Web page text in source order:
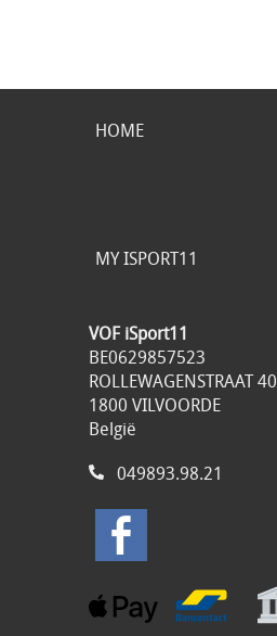
HOME
MY ISPORT11
VOF iSport11
BE0629857523
ROLLEWAGENSTRAAT 40
1800 VILVOORDE
België
049893.98.21